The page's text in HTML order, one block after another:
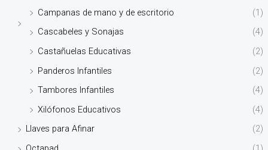
Campanas de mano y de escritorio
(1)
Cascabeles y Sonajas
(4)
Castañuelas Educativas
(2)
Panderos Infantiles
(2)
Tambores Infantiles
(4)
Xilófonos Educativos
(4)
Llaves para Afinar
(2)